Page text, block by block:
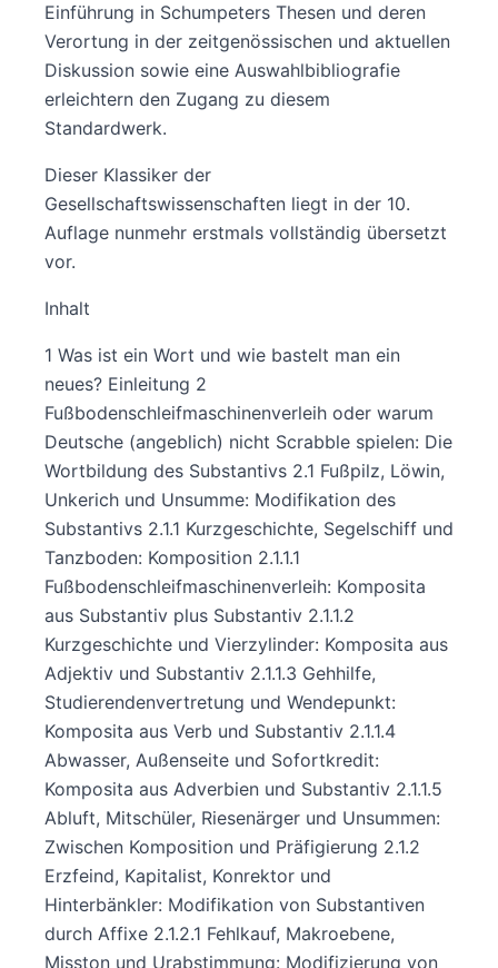
Einführung in Schumpeters Thesen und deren
Verortung in der zeitgenössischen und aktuellen
Diskussion sowie eine Auswahlbibliografie
erleichtern den Zugang zu diesem
Standardwerk.
Dieser Klassiker der
Gesellschaftswissenschaften liegt in der 10.
Auflage nunmehr erstmals vollständig übersetzt
vor.
Inhalt
1 Was ist ein Wort und wie bastelt man ein
neues? Einleitung 2
Fußbodenschleifmaschinenverleih oder warum
Deutsche (angeblich) nicht Scrabble spielen: Die
Wortbildung des Substantivs 2.1 Fußpilz, Löwin,
Unkerich und Unsumme: Modifikation des
Substantivs 2.1.1 Kurzgeschichte, Segelschiff und
Tanzboden: Komposition 2.1.1.1
Fußbodenschleifmaschinenverleih: Komposita
aus Substantiv plus Substantiv 2.1.1.2
Kurzgeschichte und Vierzylinder: Komposita aus
Adjektiv und Substantiv 2.1.1.3 Gehhilfe,
Studierendenvertretung und Wendepunkt:
Komposita aus Verb und Substantiv 2.1.1.4
Abwasser, Außenseite und Sofortkredit:
Komposita aus Adverbien und Substantiv 2.1.1.5
Abluft, Mitschüler, Riesenärger und Unsummen:
Zwischen Komposition und Präfigierung 2.1.2
Erzfeind, Kapitalist, Konrektor und
Hinterbänkler: Modifikation von Substantiven
durch Affixe 2.1.2.1 Fehlkauf, Makroebene,
Misston und Urabstimmung: Modifizierung von